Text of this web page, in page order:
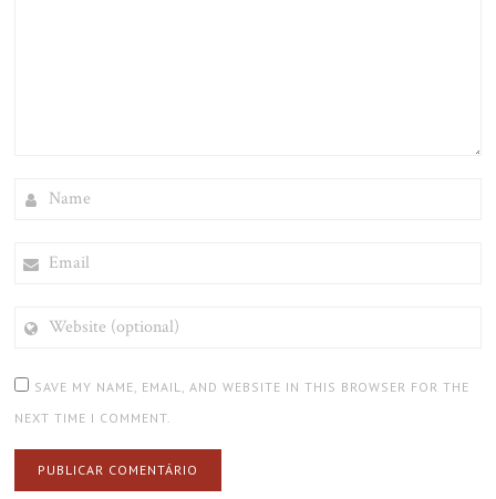
(OPTIONAL)
SAVE MY NAME, EMAIL, AND WEBSITE IN THIS BROWSER FOR THE
NEXT TIME I COMMENT.